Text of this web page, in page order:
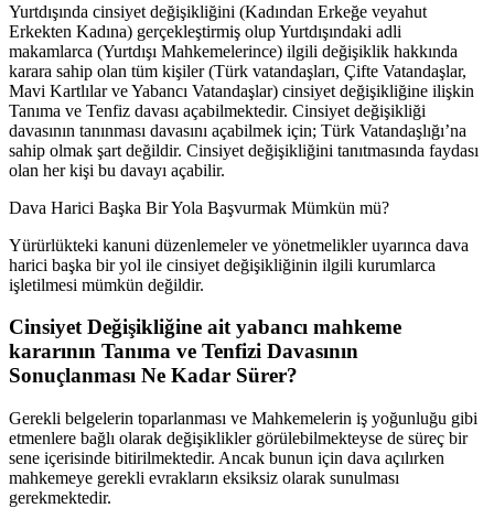
Yurtdışında cinsiyet değişikliğini (Kadından Erkeğe veyahut
Erkekten Kadına) gerçekleştirmiş olup Yurtdışındaki adli
makamlarca (Yurtdışı Mahkemelerince) ilgili değişiklik hakkında
karara sahip olan tüm kişiler (Türk vatandaşları, Çifte Vatandaşlar,
Mavi Kartlılar ve Yabancı Vatandaşlar) cinsiyet değişikliğine ilişkin
Tanıma ve Tenfiz davası açabilmektedir. Cinsiyet değişikliği
davasının tanınması davasını açabilmek için; Türk Vatandaşlığı’na
sahip olmak şart değildir. Cinsiyet değişikliğini tanıtmasında faydası
olan her kişi bu davayı açabilir.
Dava Harici Başka Bir Yola Başvurmak Mümkün mü?
Yürürlükteki kanuni düzenlemeler ve yönetmelikler uyarınca dava
harici başka bir yol ile cinsiyet değişikliğinin ilgili kurumlarca
işletilmesi mümkün değildir.
Cinsiyet Değişikliğine ait yabancı mahkeme
kararının Tanıma ve Tenfizi Davasının
Sonuçlanması Ne Kadar Sürer?
Gerekli belgelerin toparlanması ve Mahkemelerin iş yoğunluğu gibi
etmenlere bağlı olarak değişiklikler görülebilmekteyse de süreç bir
sene içerisinde bitirilmektedir. Ancak bunun için dava açılırken
mahkemeye gerekli evrakların eksiksiz olarak sunulması
gerekmektedir.